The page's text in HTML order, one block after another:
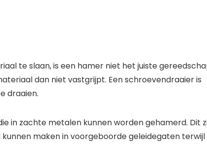
te slaan, is een hamer niet het juiste
dan niet vastgrijpt. Een schroevendraaier is
draaien.
in zachte metalen kunnen worden gehamerd. Dit
maken in voorgeboorde geleidegaten terwijl